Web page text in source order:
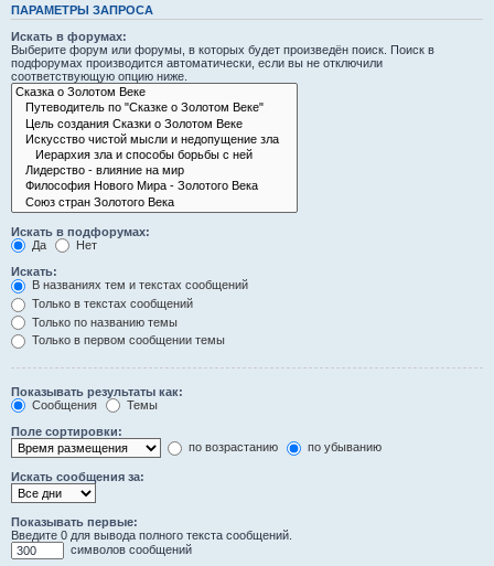
ПАРАМЕТРЫ ЗАПРОСА
Искать в форумах:
Выберите форум или форумы, в которых будет произведён поиск. Поиск в
подфорумах производится автоматически, если вы не отключили
соответствующую опцию ниже.
Искать в подфорумах:
Да
Нет
Искать:
В названиях тем и текстах сообщений
Только в текстах сообщений
Только по названию темы
Только в первом сообщении темы
Показывать результаты как:
Сообщения
Темы
Поле сортировки:
по возрастанию
по убыванию
Искать сообщения за:
Показывать первые:
Введите 0 для вывода полного текста сообщений.
символов сообщений